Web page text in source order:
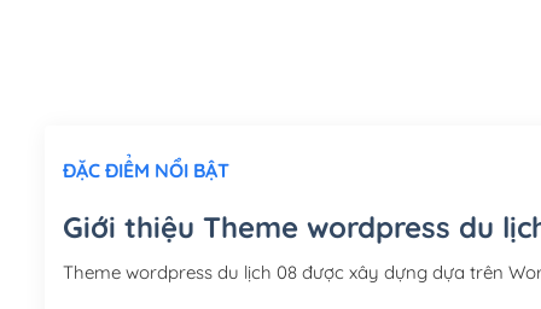
ĐẶC ĐIỂM NỔI BẬT
Giới thiệu Theme wordpress du
Theme wordpress du lịch 08 được xây dựng dựa trên